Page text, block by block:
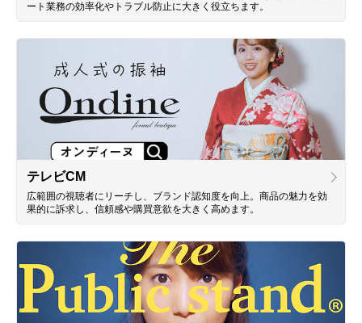
ート業務の効率化やトラブル防止に大きく役立ちます。
テレビCM
広範囲の視聴者にリーチし、ブランド認知度を向上。商品の魅力を効
果的に訴求し、信頼感や購買意欲を大きく高めます。